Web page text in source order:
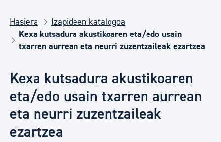
Hasiera
Izapideen katalogoa
Kexa kutsadura akustikoaren eta/edo usain
txarren aurrean eta neurri zuzentzaileak ezartzea
Kexa kutsadura akustikoaren
eta/edo usain txarren aurrean
eta neurri zuzentzaileak
ezartzea